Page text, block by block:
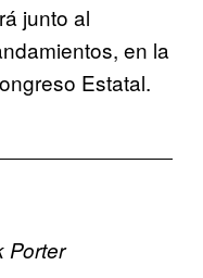
junto al
en la
Estatal.
Porter